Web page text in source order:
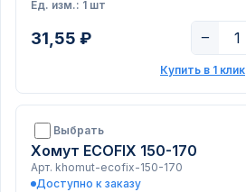
Ед. изм.: 1 шт
31,55 ₽ −
Купить в 1 клик
Выбрать
Хомут ECOFIX 150-170
Арт. khomut-ecofix-150-170
Доступно к заказу